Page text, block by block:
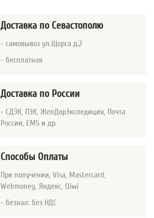
Доставка по Севастополю
- самовывоз ул.Щорса д.2
- бесплатная
Доставка по России
- СДЭК, ПЭК, ЖелДорЭкспедиция, Почта
России, EMS и др.
Способы Оплаты
При получении, Visa, Mastercard
Webmoney, Яндекс, Qiwi
- безнал: без НДС